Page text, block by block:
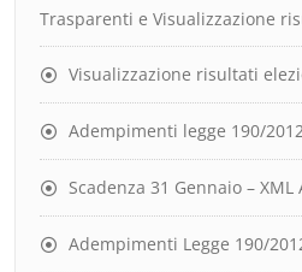
Trasparenti e Visualizzazione
Visualizzazione risultati
Adempimenti legge 190/
Scadenza 31 Gennaio – XML
Adempimenti Legge 190/